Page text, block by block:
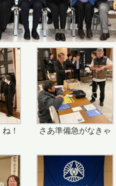
！ さあ準備急がなきゃ